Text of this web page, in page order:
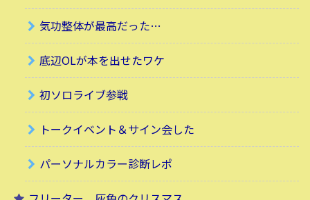
気功整体が最高だった…
底辺OLが本を出せたワケ
初ソロライブ参戦
トークイベント＆サイン会した
パーソナルカラー診断レポ